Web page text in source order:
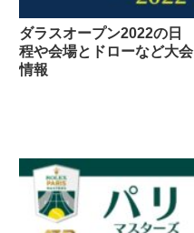
ダラスオープン2022の日
程や会場とドローなど大会
情報